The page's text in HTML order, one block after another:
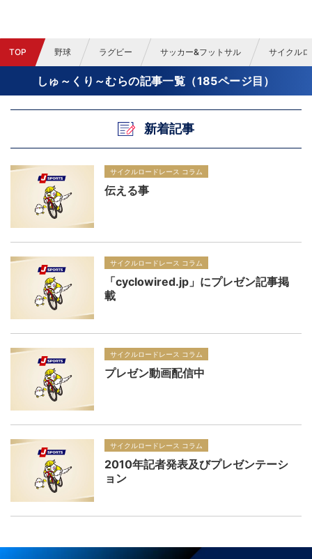
TOP 野球 ラグビー サッカー&フットサル サイクル
しゅ～くり～むらの記事一覧（185ページ目）
新着記事
サイクルロードレース コラム
伝える事
サイクルロードレース コラム
「cyclowired.jp」にプレゼン記事掲
載
サイクルロードレース コラム
プレゼン動画配信中
サイクルロードレース コラム
2010年記者発表及びプレゼンテーシ
ョン